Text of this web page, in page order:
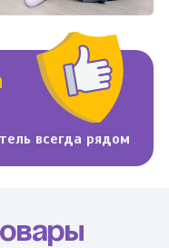
всегда рядом